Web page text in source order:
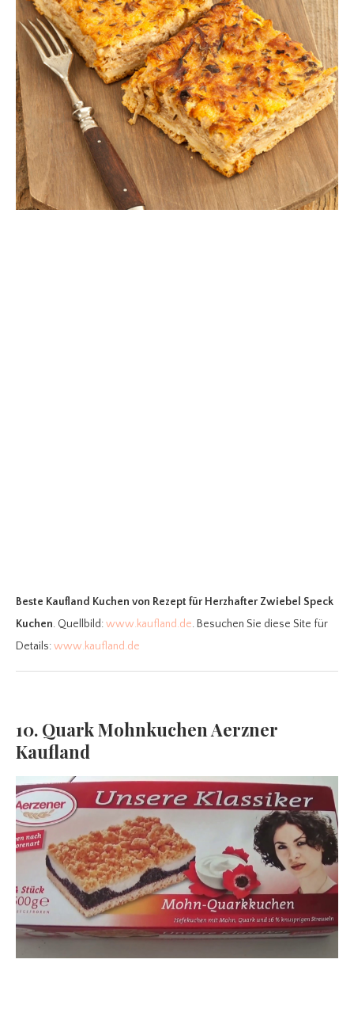
Beste Kaufland Kuchen von Rezept für Herzhafter Zwiebel Speck
Kuchen. Quellbild:www.kaufland.de. Besuchen Sie diese Site für
Details:www.kaufland.de
10. Quark Mohnkuchen Aerzner
Kaufland